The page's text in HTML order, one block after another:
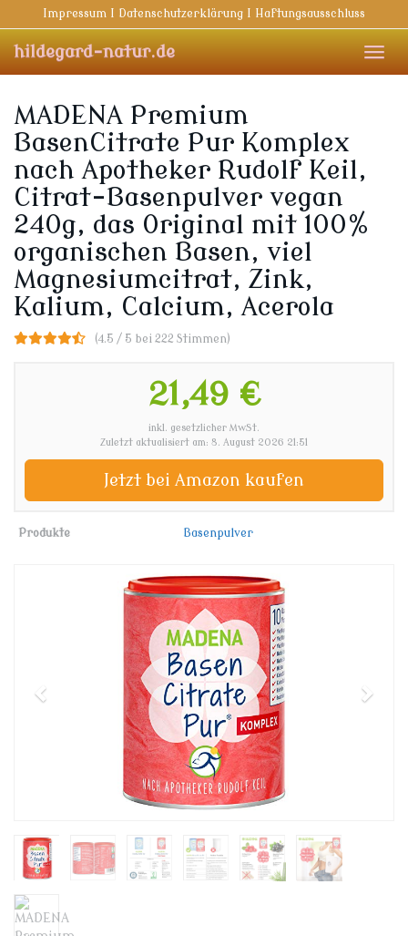
to
main
content
Impressum I Datenschutzerklärung I Haftungsausschluss
hildegard-natur.de
MADENA Premium
BasenCitrate Pur Komplex
nach Apotheker Rudolf Keil,
Citrat-Basenpulver vegan
240g, das Original mit 100%
organischen Basen, viel
Magnesiumcitrat, Zink,
Kalium, Calcium, Acerola
(4.5 / 5 bei 222 Stimmen)
21,49 €
inkl. gesetzlicher MwSt.
Zuletzt aktualisiert am: 8. August 2026 21:51
Jetzt bei Amazon kaufen
Produkte Basenpulver